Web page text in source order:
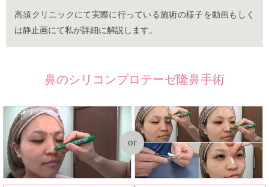
高須クリニックにて実際に行っている施術の様子を動画もしく
は静止画にて私が詳細に解説します。
鼻のシリコンプロテーゼ隆鼻手術
or